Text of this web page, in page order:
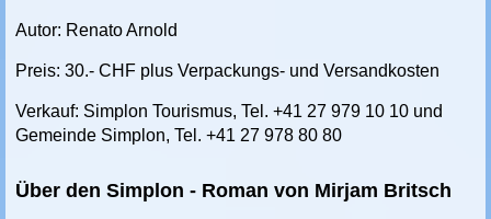
Autor: Renato Arnold
Preis: 30.- CHF plus Verpackungs- und Versandkosten
Verkauf: Simplon Tourismus, Tel. +41 27 979 10 10 und
Gemeinde Simplon, Tel. +41 27 978 80 80
Über den Simplon - Roman von Mirjam Britsch